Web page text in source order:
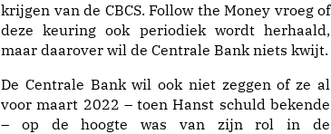
krijgen van de CBCS. Follow the Money vroeg of
deze keuring ook periodiek wordt herhaald,
maar daarover wil de Centrale Bank niets kwijt.
De Centrale Bank wil ook niet zeggen of ze al
voor maart 2022 – toen Hanst schuld bekende
– op de hoogte was van zijn rol in de